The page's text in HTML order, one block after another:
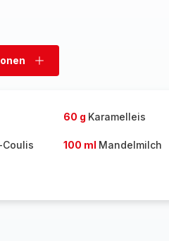
Personen
60 g Karamelleis
100 ml Mandelmilch